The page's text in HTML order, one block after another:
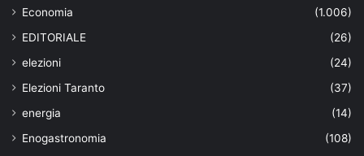
Economia
(1.006)
EDITORIALE
(26)
elezioni
(24)
Elezioni Taranto
(37)
energia
(14)
Enogastronomia
(108)